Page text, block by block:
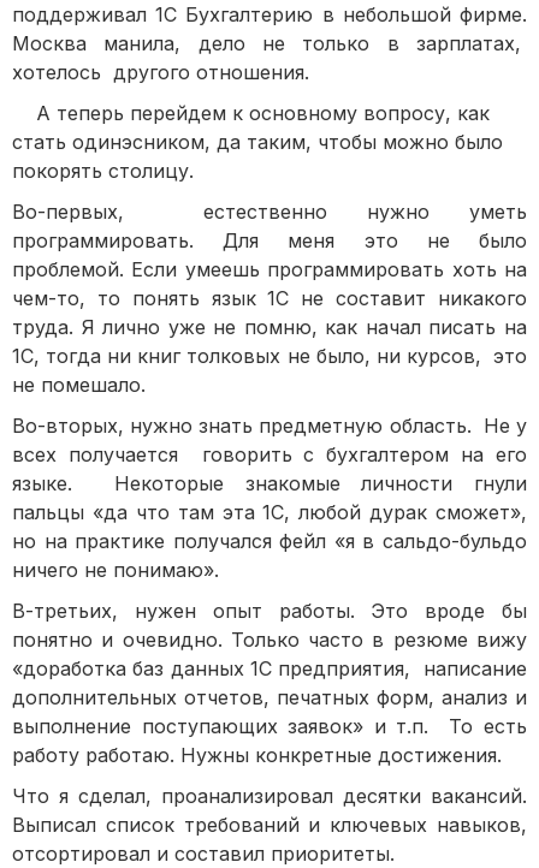
поддерживал 1С Бухгалтерию в небольшой фирме.
Москва манила, дело не только в зарплатах,
хотелось другого отношения.
А теперь перейдем к основному вопросу, как
стать одинэсником, да таким, чтобы можно было
покорять столицу.
Во-первых, естественно нужно уметь
программировать. Для меня это не было
проблемой. Если умеешь программировать хоть на
чем-то, то понять язык 1С не составит никакого
труда. Я лично уже не помню, как начал писать на
1С, тогда ни книг толковых не было, ни курсов, это
не помешало.
Во-вторых, нужно знать предметную область. Не у
всех получается говорить с бухгалтером на его
языке. Некоторые знакомые личности гнули
пальцы «да что там эта 1С, любой дурак сможет»,
но на практике получался фейл «я в сальдо-бульдо
ничего не понимаю».
В-третьих, нужен опыт работы. Это вроде бы
понятно и очевидно. Только часто в резюме вижу
«доработка баз данных 1С предприятия, написание
дополнительных отчетов, печатных форм, анализ и
выполнение поступающих заявок» и т.п. То есть
работу работаю. Нужны конкретные достижения.
Что я сделал, проанализировал десятки вакансий.
Выписал список требований и ключевых навыков,
отсортировал и составил приоритеты.